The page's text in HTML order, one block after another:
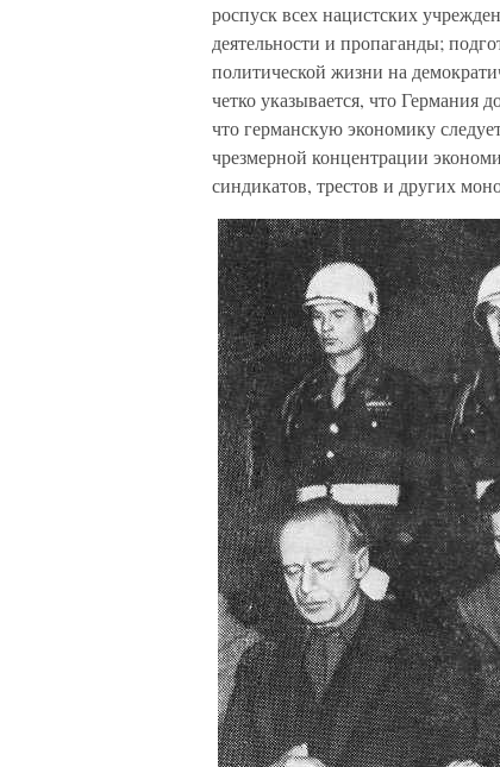
роспуск всех нацистских
деятельности и пропаганды;
политической жизни на
четко указывается, что Германия
что германскую экономику
чрезмерной концентрации
синдикатов, трестов и других